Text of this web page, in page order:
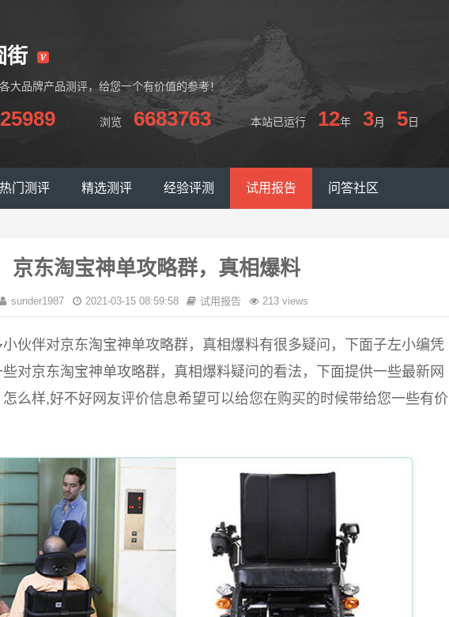
街
大品牌产品测评，给您一个有价值的参考！
25989 浏览 6683763 本站已运行 12年 3月 5日
热门测评 精选测评 经验评测 试用报告 问答社区
京东淘宝神单攻略群，真相爆料
sunder1987 2021-03-15 08:59:58 试用报告 213 views
伙伴对京东淘宝神单攻略群，真相爆料有很多疑问，下面子左小编凭
对京东淘宝神单攻略群，真相爆料疑问的看法，下面提供一些最新网
么样,好不好网友评价信息希望可以给您在购买的时候带给您一些有价